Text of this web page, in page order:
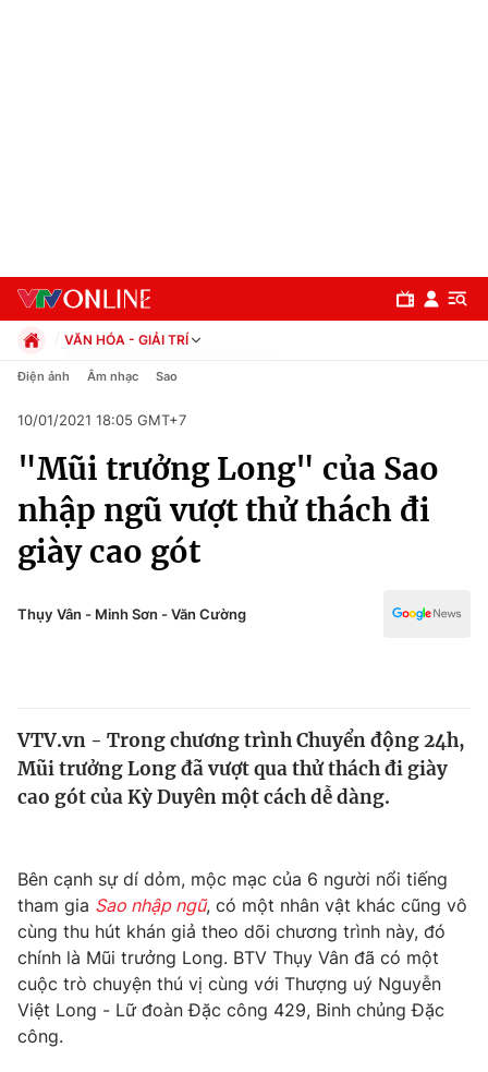
Chuyên mục
Chính trị
Xã hội
Pháp luật
Thế giới
Tin tức
Câu chuyện quốc tế
Kinh tế
Thị trường
Góc doanh nghiệp
Dữ liệu và đời sống
Truyền hình
Phim VTV
Hậu trường
Giải trí
Điện ảnh
VĂN HÓA - GIẢI TRÍ
Chính trị
Pháp luật
Kinh tế
Thể thao
Truyền hình
Văn hóa - Giải trí
Y tế
Công nghệ
Điện ảnh Âm nhạc Sao
10/01/2021 18:05 GMT+7
"Mũi trưởng Long" của Sao
nhập ngũ vượt thử thách đi
giày cao gót
Thụy Vân - Minh Sơn - Văn Cường
VTV.vn - Trong chương trình Chuyển động 24h,
Mũi trưởng Long đã vượt qua thử thách đi giày
cao gót của Kỳ Duyên một cách dễ dàng.
Bên cạnh sự dí dỏm, mộc mạc của 6 người nổi tiếng
tham gia Sao nhập ngũ, có một nhân vật khác cũng vô
cùng thu hút khán giả theo dõi chương trình này, đó
chính là Mũi trưởng Long. BTV Thụy Vân đã có một
cuộc trò chuyện thú vị cùng với Thượng uý Nguyễn
Việt Long - Lữ đoàn Đặc công 429, Binh chủng Đặc
công.